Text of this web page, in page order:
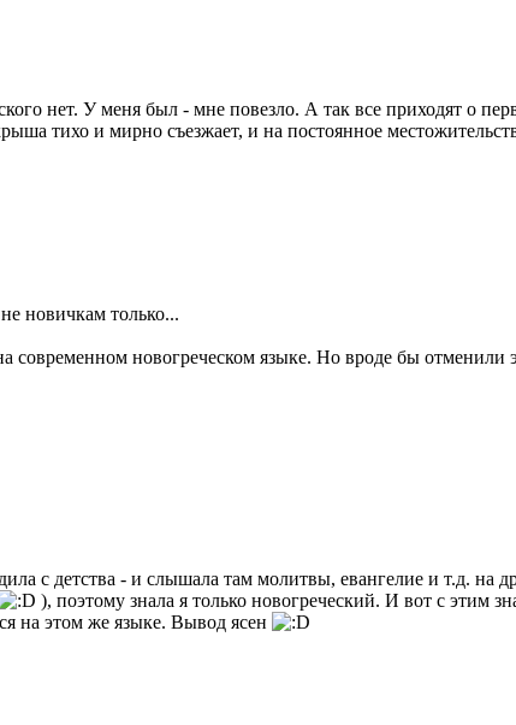
нет. У меня был - мне повезло. А так все приходят о
тихо и мирно съезжает, и на постоянное
новичкам только...
новогреческом языке. Но вроде бы отменили
с детства - и слышала там молитвы, евангелие и т.д. на
), поэтому знала я только новогреческий. И вот с этим
на этом же языке. Вывод ясен